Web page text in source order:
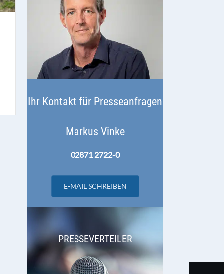
Ihr Kontakt für Presseanfragen
Markus Vinke
02871 2722-0
E-MAIL SCHREIBEN
PRESSEVERTEILER